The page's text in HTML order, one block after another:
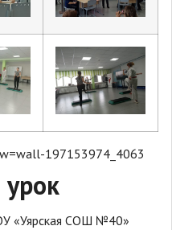
197153974_4063
«Уярская СОШ №40»